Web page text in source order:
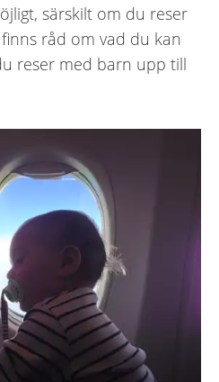
särskilt om du reser
råd om vad du kan
reser med barn upp till